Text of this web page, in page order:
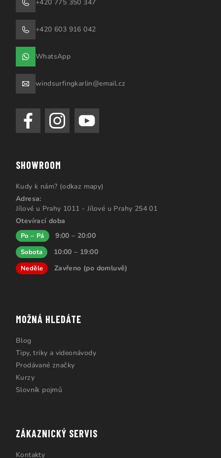
+420 775 350 347
+420 603 916 042
WhatsApp
windsurfingkarlin@email.cz
SHOWROOM
Kudy k nám? (odkaz mapy)
Adresa:
Jílové u Prahy 1011 - Jílové u Prahy 254 01
Otevírací doba
Po – Pá 9:00 – 20:00
Sobota 10:00 – 19:00
Neděle Zavřeno (po domluvě)
MOŽNÁ HLEDÁTE
Blog
Tipy, triky a videonávody
Prodávané značky
Kurzy
Slovník pojmů
ZÁKAZNICKÝ SERVIS
Kontakty